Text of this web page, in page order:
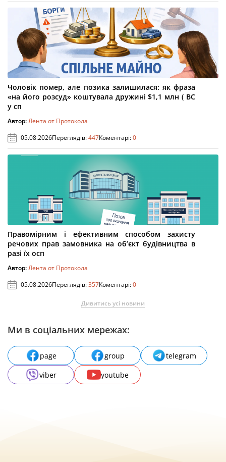
Чоловік помер, але позика залишилася: як фраза
«на його розсуд» коштувала дружині $1,1 млн ( ВС
у сп
Автор:Лента от Протокола
05.08.2026Переглядів:447Коментарі:0
Правомірним і ефективним способом захисту
речових прав замовника на об’єкт будівництва в
разі їх осп
Автор:Лента от Протокола
05.08.2026Переглядів:357Коментарі:0
Дивитись усі новини
Ми в соціальних мережах:
page group
telegram
viber
youtube